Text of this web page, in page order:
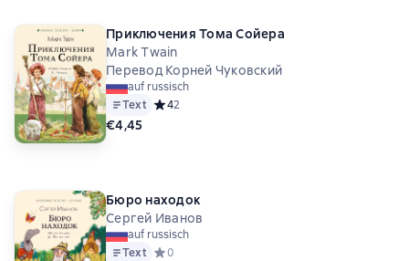
Приключения Тома Сойера
Mark Twain
Перевод Корней Чуковский
auf russisch
Text Средний рейтинг 4 на основе 2 оценок
42
€4,45
Бюро находок
Сергей Иванов
auf russisch
Text Средний рейтинг 0 на основе 0 оценок
0